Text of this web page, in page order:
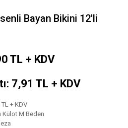
Bayan Bikini 12'li
TL + KDV
7,91 TL + KDV
TL + KDV
Külot M Beden